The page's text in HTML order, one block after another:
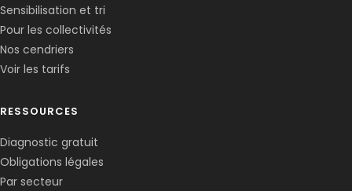
Sensibilisation et tri
Pour les collectivités
Nos cendriers
Voir les tarifs
RESSOURCES
Diagnostic gratuit
Obligations légales
Par secteur
Corentin · Easy to Change